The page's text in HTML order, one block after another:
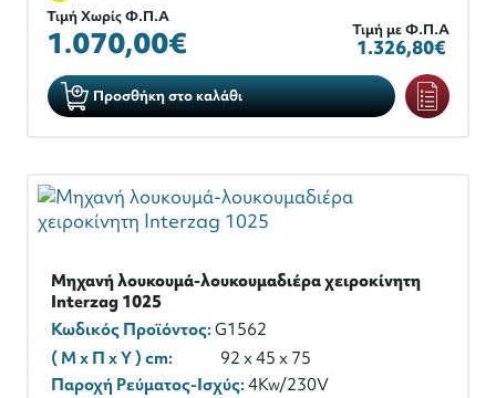
Τιμή Χωρίς Φ.Π.Α
1.070,00€ Τιμή με Φ.Π.Α
1.326,80€
Προσθήκη στο καλάθι
Μηχανή λουκουμά-λουκουμαδιέρα χειροκίνητη
Interzag 1025
Κωδικός Προϊόντος:G1562
( M x Π x Y ) cm:
92 x 45 x 75
Παροχή Ρεύματος-Ισχύς:4Kw/230V